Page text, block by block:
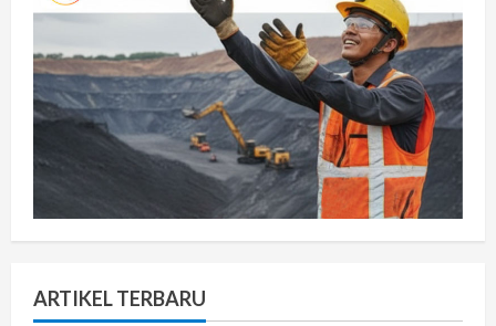
ARTIKEL TERBARU